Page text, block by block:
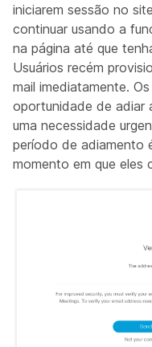
iniciarem sessão no
continuar usando a
na página até que
Usuários recém
mail imediatamente.
oportunidade de adiar
uma necessidade
período de adiamento
momento em que eles